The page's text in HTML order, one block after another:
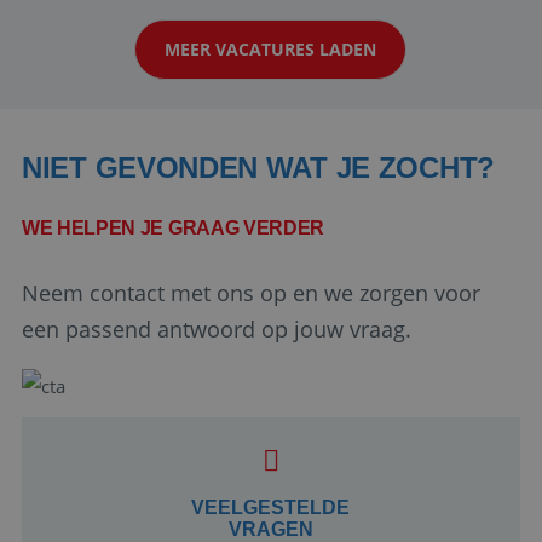
klanten te overtuigen om die droomreis te
boeken! ...
MEER VACATURES LADEN
NIET GEVONDEN WAT JE ZOCHT?
WE HELPEN JE GRAAG VERDER
Neem contact met ons op en we zorgen voor
een passend antwoord op jouw vraag.
VEELGESTELDE
VRAGEN
Google Privacy Policy